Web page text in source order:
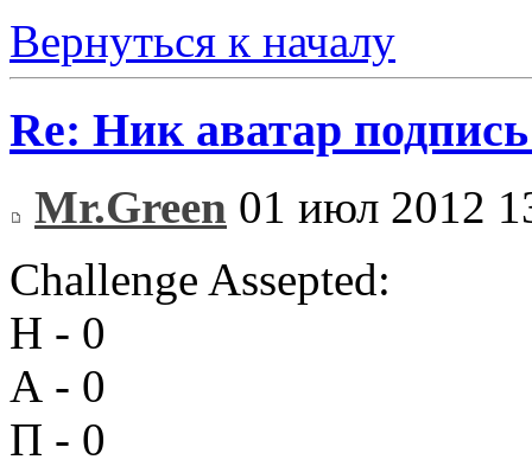
Вернуться к началу
Re: Ник аватар
Mr.Green 01 июл 2012
Challenge Assepted:
Н - 0
А - 0
П - 0